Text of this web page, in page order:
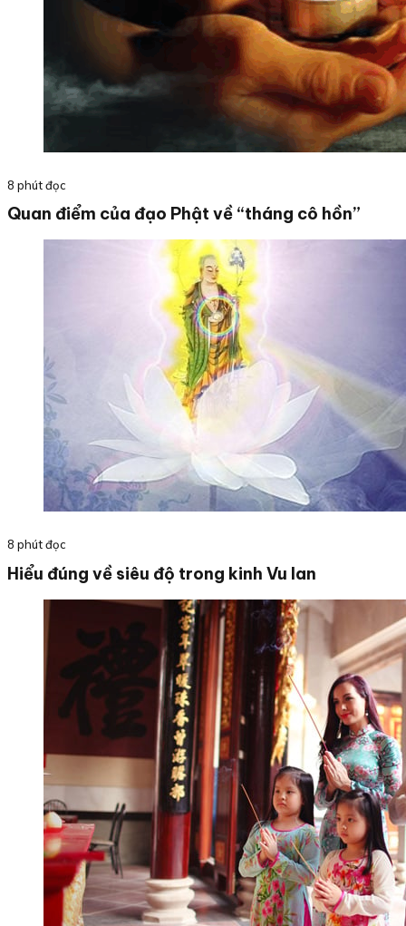
8 phút đọc
Quan điểm của đạo Phật về “tháng cô hồn”
8 phút đọc
Hiểu đúng về siêu độ trong kinh Vu lan